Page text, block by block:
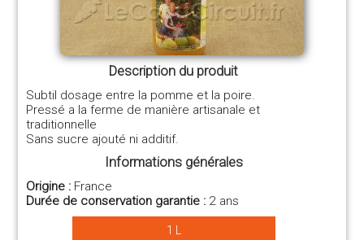
Description du produit
Subtil dosage entre la pomme et la poire.
Pressé a la ferme de manière artisanale et
traditionnelle
Sans sucre ajouté ni additif.
Informations générales
Origine : France
Durée de conservation garantie : 2 ans
1 L